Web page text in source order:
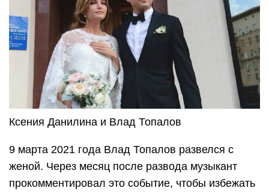
Ксения Данилина и Влад Топалов
9 марта 2021 года Влад Топалов развелся с
женой. Через месяц после развода музыкант
прокомментировал это событие, чтобы избежать